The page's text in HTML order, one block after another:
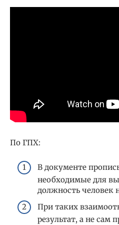
По ГПХ:
В документе
необходимые для
должность человек
При таких
результат, а не сам